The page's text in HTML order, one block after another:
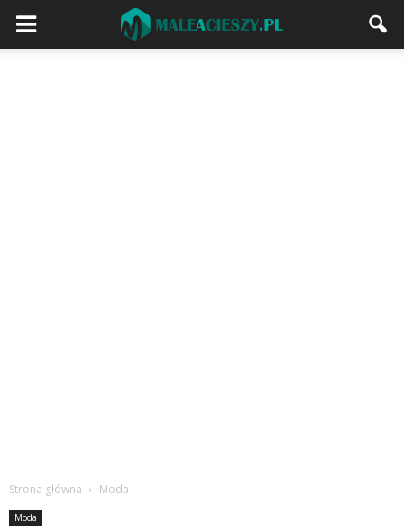
Strona główna Moda
Moda